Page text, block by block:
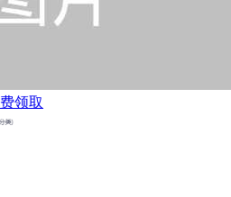
领取